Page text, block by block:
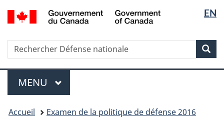
Passer
au
principal
Passer
à
version
HTML
simplifiée
la
langue
EN
Recherche
Rechercher
Défense
nationale
Menu
MENU PRINCIPAL
êtes
Accueil Examen de la politique de défense 2016